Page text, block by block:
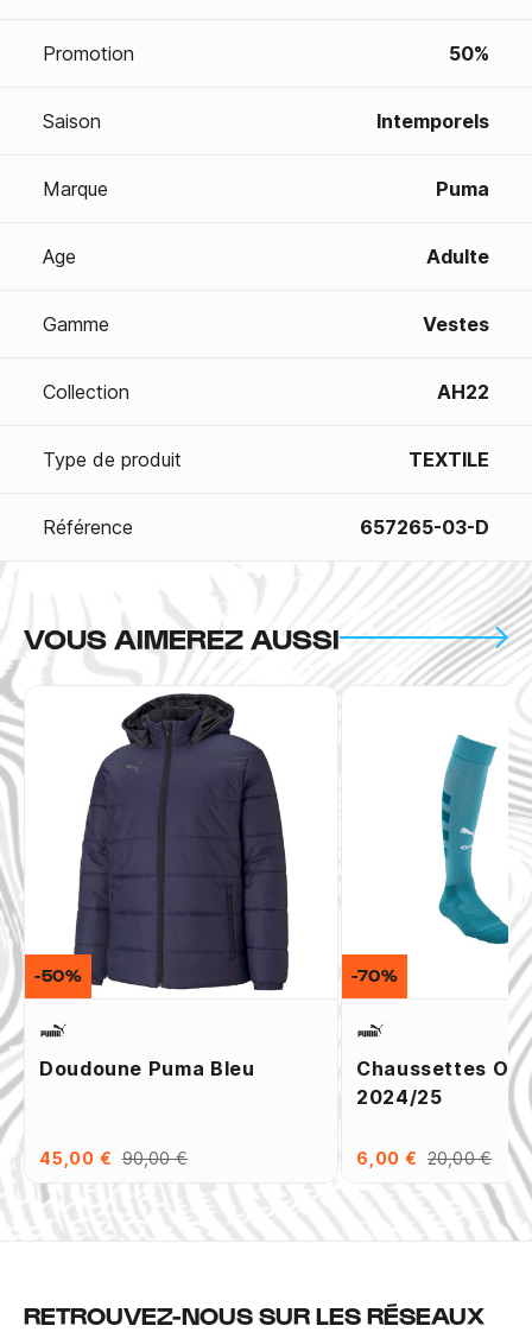
Promotion 50%
Saison Intemporels
Marque Puma
Age Adulte
Gamme Vestes
Collection AH22
Type de produit TEXTILE
Référence 657265-03-D
VOUS AIMEREZ AUSSI
Doudoune Puma Bleu
45,00 € 90,00 €
-50%
Chaussettes
2024/25
6,00 € 20,00 €
-70%
RETROUVEZ-NOUS SUR LES RÉSEAUX